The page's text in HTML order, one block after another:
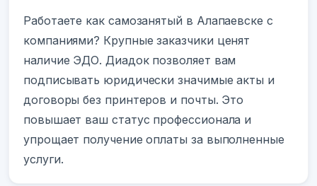
Работаете как самозанятый в Алапаевске с
компаниями? Крупные заказчики ценят
наличие ЭДО. Диадок позволяет вам
подписывать юридически значимые акты и
договоры без принтеров и почты. Это
повышает ваш статус профессионала и
упрощает получение оплаты за выполненные
услуги.